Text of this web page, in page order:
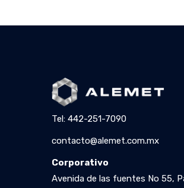
Tel: 442-251-7090
contacto@alemet.com.mx
Corporativo
Avenida de las fuentes No 55,